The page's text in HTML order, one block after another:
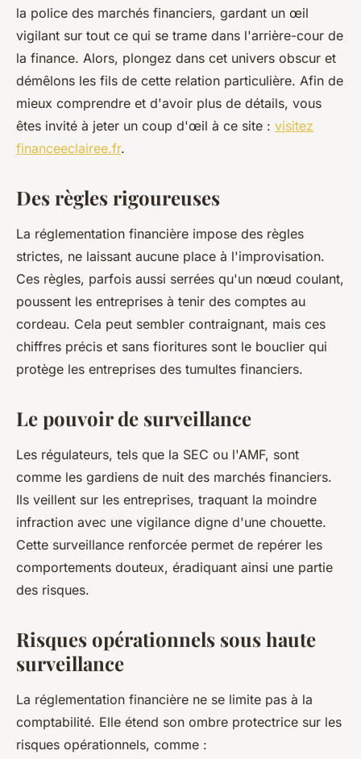
la police des marchés financiers, gardant un œil
vigilant sur tout ce qui se trame dans l'arrière-cour de
la finance. Alors, plongez dans cet univers obscur et
démêlons les fils de cette relation particulière. Afin de
mieux comprendre et d'avoir plus de détails, vous
êtes invité à jeter un coup d'œil à ce site : visitez
financeeclairee.fr.
Des règles rigoureuses
La réglementation financière impose des règles
strictes, ne laissant aucune place à l'improvisation.
Ces règles, parfois aussi serrées qu'un nœud coulant,
poussent les entreprises à tenir des comptes au
cordeau. Cela peut sembler contraignant, mais ces
chiffres précis et sans fioritures sont le bouclier qui
protège les entreprises des tumultes financiers.
Le pouvoir de surveillance
Les régulateurs, tels que la SEC ou l'AMF, sont
comme les gardiens de nuit des marchés financiers.
Ils veillent sur les entreprises, traquant la moindre
infraction avec une vigilance digne d'une chouette.
Cette surveillance renforcée permet de repérer les
comportements douteux, éradiquant ainsi une partie
des risques.
Risques opérationnels sous haute
surveillance
La réglementation financière ne se limite pas à la
comptabilité. Elle étend son ombre protectrice sur les
risques opérationnels, comme :